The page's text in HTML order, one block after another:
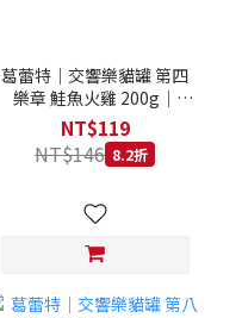
葛蕾特｜交響樂貓罐 第四
樂章 鮭魚火雞 200g｜
GranataPet 200克 主食罐
無穀罐 無膠罐 主食貓罐 德
罐
NT$119
NT$146 8.2折